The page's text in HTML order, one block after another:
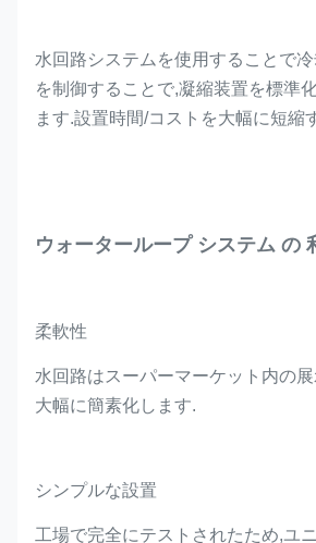
水回路システムを使用することで
を制御することで,凝縮装置を標準
ます.設置時間/コストを大幅に短縮
ウォーターループ システム の
柔軟性
水回路はスーパーマーケット内の
大幅に簡素化します.
シンプルな設置
工場で完全にテストされたため,ユ